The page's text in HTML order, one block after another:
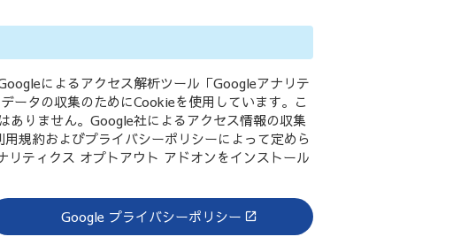
によるアクセス解析ツール「Googleアナリテ
ータの収集のためにCookieを使用しています。こ
ありません。Google社によるアクセス情報の収集
規約およびプライバシーポリシーによって定めら
ティクス オプトアウト アドオンをインストール
Google プライバシーポリシー